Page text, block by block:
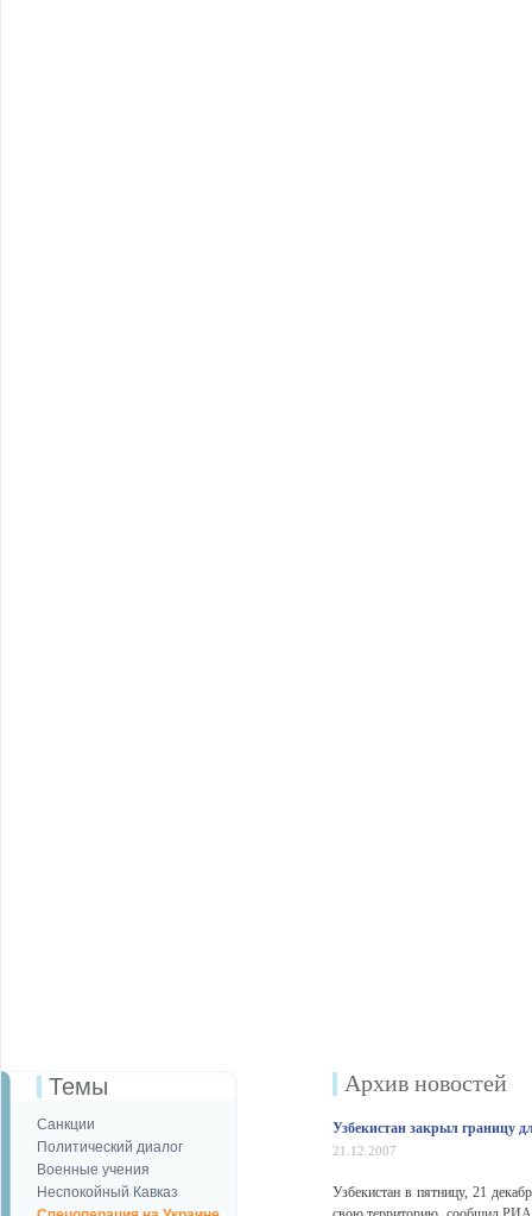
Темы
Санкции
Политический диалог
Военные учения
Неспокойный Кавказ
Архив новостей
Узбекистан закрыл границу
21.12.2007
Узбекистан в пятницу, 21